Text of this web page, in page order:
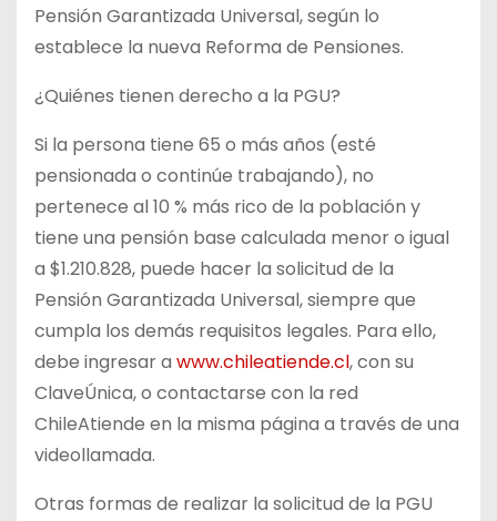
Pensión Garantizada Universal, según lo
establece la nueva Reforma de Pensiones.
¿Quiénes tienen derecho a la PGU?
Si la persona tiene 65 o más años (esté
pensionada o continúe trabajando), no
pertenece al 10 % más rico de la población y
tiene una pensión base calculada menor o igual
a $1.210.828, puede hacer la solicitud de la
Pensión Garantizada Universal, siempre que
cumpla los demás requisitos legales. Para ello,
debe ingresar a www.chileatiende.cl, con su
ClaveÚnica, o contactarse con la red
ChileAtiende en la misma página a través de una
videollamada.
Otras formas de realizar la solicitud de la PGU